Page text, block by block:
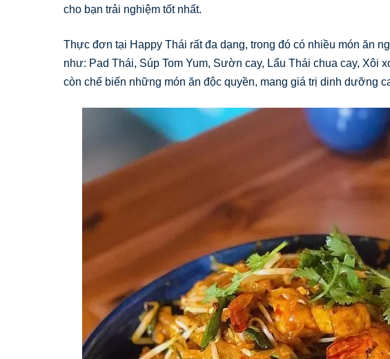
cho bạn trải nghiệm tốt nhất.
Thực đơn tại Happy Thái rất đa dạng, trong đó có nhiều món ăn
như: Pad Thái, Súp Tom Yum, Sườn cay, Lẩu Thái chua cay, Xôi
còn chế biến những món ăn độc quyền, mang giá trị dinh dưỡng